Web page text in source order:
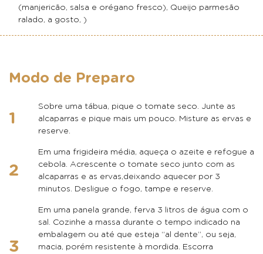
(manjericão, salsa e orégano fresco), Queijo parmesão
ralado, a gosto, )
Modo de Preparo
Sobre uma tábua, pique o tomate seco. Junte as
alcaparras e pique mais um pouco. Misture as ervas e
reserve.
Em uma frigideira média, aqueça o azeite e refogue a
cebola. Acrescente o tomate seco junto com as
alcaparras e as ervas,deixando aquecer por 3
minutos. Desligue o fogo, tampe e reserve.
Em uma panela grande, ferva 3 litros de água com o
sal. Cozinhe a massa durante o tempo indicado na
embalagem ou até que esteja “al dente”, ou seja,
macia, porém resistente à mordida. Escorra